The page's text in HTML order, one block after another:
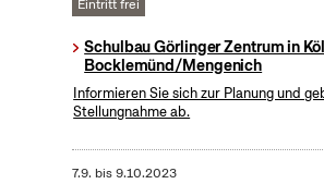
Eintritt frei
Schulbau Görlinger Zentrum in
Bocklemünd/Mengenich
Informieren Sie sich zur Planung und
Stellungnahme ab.
7.9. bis9.10.2023